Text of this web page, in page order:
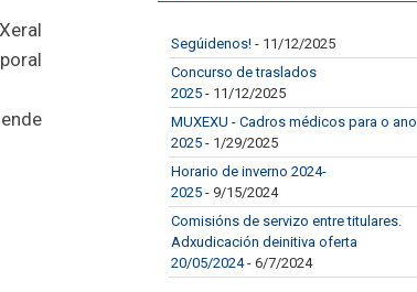
Segúidenos! - 11/12/2025
Concurso de traslados
2025 - 11/12/2025
MUXEXU - Cadros médicos para o ano
2025 - 1/29/2025
Horario de inverno 2024-
2025 - 9/15/2024
Comisións de servizo entre titulares.
Adxudicación deinitiva oferta
20/05/2024- 6/7/2024